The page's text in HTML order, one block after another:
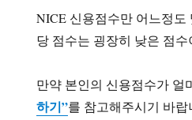
NICE 신용점수만 어느정
당 점수는 굉장히 낮은 점
만약 본인의 신용점수가 얼
하기”를 참고해주시기 바랍